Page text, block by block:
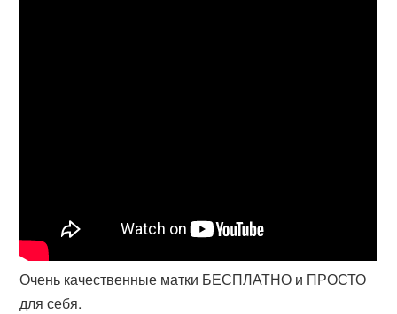
Очень качественные матки БЕСПЛАТНО и ПРОСТО
для себя.